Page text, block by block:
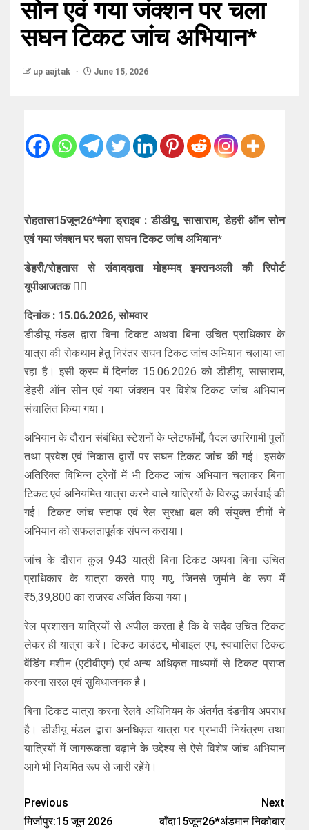
सोन एवं गया जंक्शन पर चला
सघन टिकट जांच अभियान*
up aajtak June 15, 2026
रोहतास15जून26*मेगा ड्राइव : डीडीयू, सासाराम, डेहरी ऑन सोन
एवं गया जंक्शन पर चला सघन टिकट जांच अभियान*
डेहरी/रोहतास से संवाददाता मोहम्मद इमरानअली की रिपोर्ट
यूपीआजतक ✍🏻
दिनांक : 15.06.2026, सोमवार
डीडीयू मंडल द्वारा बिना टिकट अथवा बिना उचित प्राधिकार के
यात्रा की रोकथाम हेतु निरंतर सघन टिकट जांच अभियान चलाया जा
रहा है। इसी क्रम में दिनांक 15.06.2026 को डीडीयू, सासाराम,
डेहरी ऑन सोन एवं गया जंक्शन पर विशेष टिकट जांच अभियान
संचालित किया गया।
अभियान के दौरान संबंधित स्टेशनों के प्लेटफॉर्मों, पैदल उपरिगामी पुलों
तथा प्रवेश एवं निकास द्वारों पर सघन टिकट जांच की गई। इसके
अतिरिक्त विभिन्न ट्रेनों में भी टिकट जांच अभियान चलाकर बिना
टिकट एवं अनियमित यात्रा करने वाले यात्रियों के विरुद्ध कार्रवाई की
गई। टिकट जांच स्टाफ एवं रेल सुरक्षा बल की संयुक्त टीमों ने
अभियान को सफलतापूर्वक संपन्न कराया।
जांच के दौरान कुल 943 यात्री बिना टिकट अथवा बिना उचित
प्राधिकार के यात्रा करते पाए गए, जिनसे जुर्माने के रूप में
₹5,39,800 का राजस्व अर्जित किया गया।
रेल प्रशासन यात्रियों से अपील करता है कि वे सदैव उचित टिकट
लेकर ही यात्रा करें। टिकट काउंटर, मोबाइल एप, स्वचालित टिकट
वेंडिंग मशीन (एटीवीएम) एवं अन्य अधिकृत माध्यमों से टिकट प्राप्त
करना सरल एवं सुविधाजनक है।
बिना टिकट यात्रा करना रेलवे अधिनियम के अंतर्गत दंडनीय अपराध
है। डीडीयू मंडल द्वारा अनधिकृत यात्रा पर प्रभावी नियंत्रण तथा
यात्रियों में जागरूकता बढ़ाने के उद्देश्य से ऐसे विशेष जांच अभियान
आगे भी नियमित रूप से जारी रहेंगे।
Previous
मिर्जापुर:15 जून 2026
Next
बाँदा15जून26*अंडमान निकोबार